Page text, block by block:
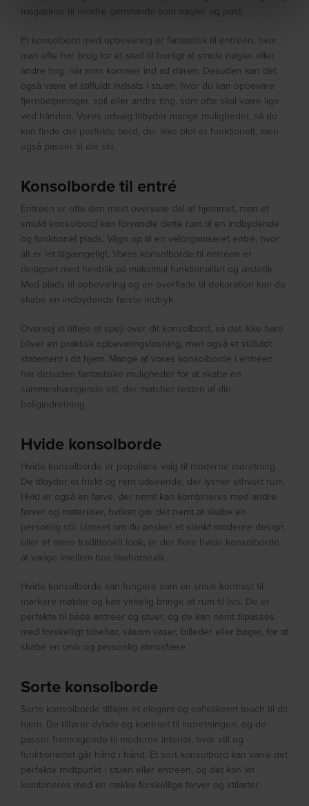
magasiner til mindre genstande som nøgler og post.
Et konsolbord med opbevaring er fantastisk til entréen, hvor
man ofte har brug for et sted til hurtigt at smide nøgler eller
andre ting, når man kommer ind ad døren. Desuden kan det
også være et stilfuldt indsats i stuen, hvor du kan opbevare
fjernbetjeninger, spil eller andre ting, som ofte skal være lige
ved hånden. Vores udvalg tilbyder mange muligheder, så du
kan finde det perfekte bord, der ikke blot er funktionelt, men
også passer til din stil.
Konsolborde til entré
Entréen er ofte den mest oversete del af hjemmet, men et
smukt konsolbord kan forvandle dette rum til en indbydende
og funktionel plads. Vågn op til en velorganiseret entré, hvor
alt er let tilgængeligt. Vores konsolborde til entréen er
designet med henblik på maksimal funktionalitet og æstetik.
Med plads til opbevaring og en overflade til dekoration kan du
skabe en indbydende første indtryk.
Overvej at tilføje et spejl over dit konsolbord, så det ikke bare
bliver en praktisk opbevaringsløsning, men også et stilfuldt
statement i dit hjem. Mange af vores konsolborde i entréen
har desuden fantastiske muligheder for at skabe en
sammenhængende stil, der matcher resten af din
boligindretning.
Hvide konsolborde
Hvide konsolborde er populære valg til moderne indretning.
De tilbyder et friskt og rent udseende, der lysner ethvert rum.
Hvid er også en farve, der nemt kan kombineres med andre
farver og materialer, hvilket gør det nemt at skabe en
personlig stil. Uanset om du ønsker et slankt moderne design
eller et mere traditionelt look, er der flere hvide konsolborde
at vælge imellem hos likehome.dk.
Hvide konsolborde kan fungere som en smuk kontrast til
mørkere møbler og kan virkelig bringe et rum til livs. De er
perfekte til både entréer og stuer, og de kan nemt tilpasses
med forskelligt tilbehør, såsom vaser, billeder eller bøger, for at
skabe en unik og personlig atmosfære.
Sorte konsolborde
Sorte konsolborde tilføjer et elegant og sofistikeret touch til dit
hjem. De tilfører dybde og kontrast til indretningen, og de
passer fremragende til moderne interiør, hvor stil og
funktionalitet går hånd i hånd. Et sort konsolbord kan være det
perfekte midtpunkt i stuen eller entréen, og det kan let
kombineres med en række forskellige farver og stilarter.